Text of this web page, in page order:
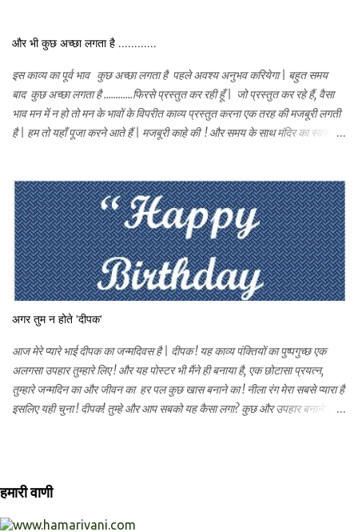
और भी कुछ अच्छा लगता है ............
इस काव्य का पूर्व भाव कुछ अच्छा लगता है पहले अवश्य अनुभव करियेगा | बहुत समय
बाद कुछ अच्छा लगता है ............फिरसे प्रस्तुत कर रही हूँ | जो प्रस्तुत कर रहे हैं, वैसा
भाव मन में न हो तो मन के भावों के विपरीत काव्य प्रस्तुत करना एक तरह की मजबूरी लगती
है | हम तो यहाँ पूजा करने आते हैं | मजबूरी काहे की ! और समय के साथ मंदिर का स्वरुप भी
ब्लॉग तो मंदिर ही है | यहाँ आपके भी सुन्दर सुन्दर शब्द पुष्प आ रहे है | तो चलिए , आज
देखतें हैं की हमें और क्या क्या अच्छा लगता है | देखिये! सदगुरुदेव की कृपा कैसी होती है |
मन अपने आप 'अमन' हो जाता है ........यही तो 'सच्चा नमन' है, नमन की यह व्याख्या मेरी
नहीं मेरे सदगुरुदेव परम पूजनीय नारायणकाका महाराज की है | यह नमन, ईश्वर के प्रति,
सबके प्रति मेरे गुरुदेव के असंख्य रूप आप सबके प्रति | तुलसी का वह पौधा...
अगर तुम न होते 'दीपक'
आज मेरे प्यारे भाई दीपक का जन्मदिवस है | दीपक ! यह काव्य पंक्तियों का पुष्पगुच्छ एक
अलगसा उपहार तुम्हारे लिए ! और यह पोस्टर भी मैंने ही बनाया है, एक छोटासा प्रयत्न,
तुम्हारे जन्मदिन का और जीवन का हर पल कुछ खास बनाने का ! नीला रंग मेरा सबसे प्यारा है
इसलिए यही चुना ! दीपक! तुम्हे और आप सबको यह कैसा लगा? कुछ और उपहार बनाने थे,
यह प्रेम जीवन मे लाता ईश्वर ने भेजा है तुझको मुस्कान मेरी ऐसीही खिलने के लिये प्यार की
करती लड लड के किसे मै ऐसे चिडाती अगर तुम न होते 'दीपक' पागलपन मेरा कौन सँभालता
हमारी वाणी